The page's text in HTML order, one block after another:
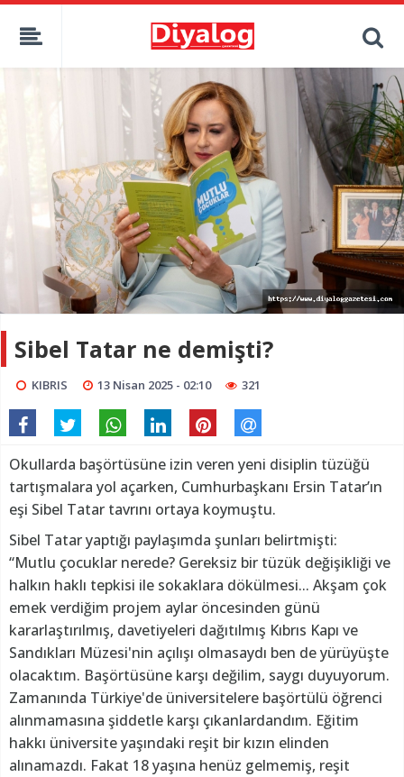
Sibel Tatar ne demişti?
KIBRIS 13 Nisan 2025 - 02:10 321
Okullarda başörtüsüne izin veren yeni disiplin tüzüğü
tartışmalara yol açarken, Cumhurbaşkanı Ersin Tatar’ın
eşi Sibel Tatar tavrını ortaya koymuştu.
Sibel Tatar yaptığı paylaşımda şunları belirtmişti:
“Mutlu çocuklar nerede? Gereksiz bir tüzük değişikliği ve
halkın haklı tepkisi ile sokaklara dökülmesi... Akşam çok
emek verdiğim projem aylar öncesinden günü
kararlaştırılmış, davetiyeleri dağıtılmış Kıbrıs Kapı ve
Sandıkları Müzesi'nin açılışı olmasaydı ben de yürüyüşte
olacaktım. Başörtüsüne karşı değilim, saygı duyuyorum.
Zamanında Türkiye'de üniversitelere başörtülü öğrenci
alınmamasına şiddetle karşı çıkanlardandım. Eğitim
hakkı üniversite yaşındaki reşit bir kızın elinden
alınamazdı. Fakat 18 yaşına henüz gelmemiş, reşit